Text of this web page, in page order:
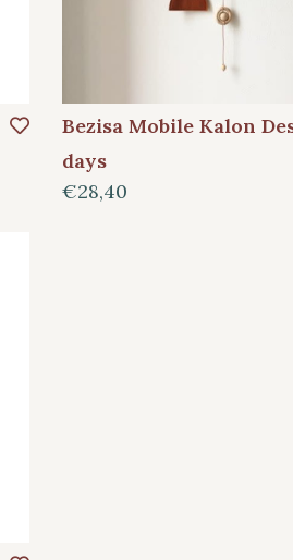
Bezisa Mobile Kalon
days
€28,40